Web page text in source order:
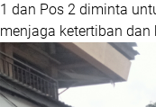
1 dan Pos 2 diminta
menjaga ketertiban dan